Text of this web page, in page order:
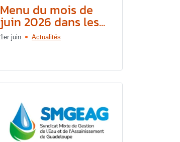
Menu du mois de
juin 2026 dans les...
1er juin Actualités